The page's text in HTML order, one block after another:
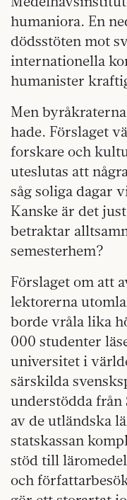
humaniora. En
dödsstöten mot
internationella
humanister
Men
hade. Förslaget
forskare och
uteslutas att
såg soliga dagar
Kanske är det
betraktar
semesterhem?
Förslaget om att
lektorerna
borde vråla lika
000 studenter
universitet i
särskilda
understödda från
av de utländska
statskassan
stöd till
och